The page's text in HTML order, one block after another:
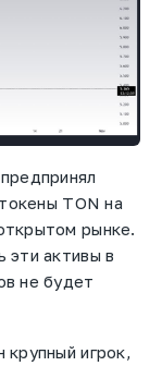
токены TON на
рынке.
эти активы в
не будет
игрок,